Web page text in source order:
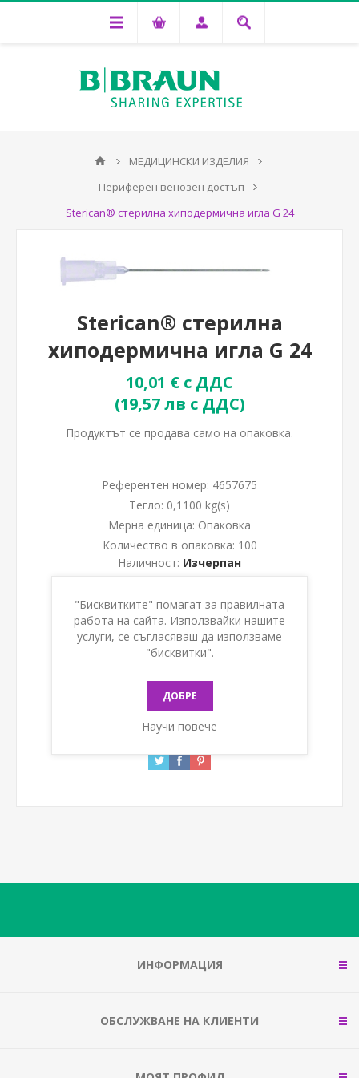
МЕДИЦИНСКИ ИЗДЕЛИЯ
Периферен венозен достъп
Sterican® стерилна хиподермична игла G 24
Sterican® стерилна
хиподермична игла G 24
10,01 € с ДДС
(19,57 лв с ДДС)
Продуктът се продава само на опаковка.
Референтен номер: 4657675
Тегло: 0,1100 kg(s)
Мерна единица: Опаковка
Количество в опаковка: 100
Наличност: Изчерпан
КУПИ
ИНФОРМАЦИЯ
ОБСЛУЖВАНЕ НА КЛИЕНТИ
"Бисквитките" помагат за правилната
работа на сайта. Използвайки нашите
услуги, се съгласяваш да използваме
"бисквитки".
ДОБРЕ
Научи повече